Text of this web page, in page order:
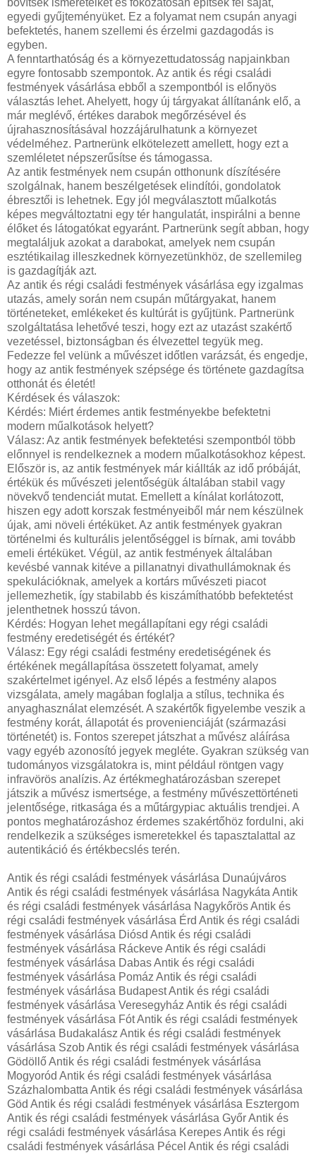
egyedi gyűjteményüket. Ez a folyamat nem csupán anyagi
befektetés, hanem szellemi és érzelmi gazdagodás is
egyben.
A fenntarthatóság és a környezettudatosság napjainkban
egyre fontosabb szempontok. Az antik és régi családi
festmények vásárlása ebből a szempontból is előnyös
választás lehet. Ahelyett, hogy új tárgyakat állítanánk elő, a
már meglévő, értékes darabok megőrzésével és
újrahasznosításával hozzájárulhatunk a környezet
védelméhez. Partnerünk elkötelezett amellett, hogy ezt a
szemléletet népszerűsítse és támogassa.
Az antik festmények nem csupán otthonunk díszítésére
szolgálnak, hanem beszélgetések elindítói, gondolatok
ébresztői is lehetnek. Egy jól megválasztott műalkotás
képes megváltoztatni egy tér hangulatát, inspirálni a benne
élőket és látogatókat egyaránt. Partnerünk segít abban, hogy
megtaláljuk azokat a darabokat, amelyek nem csupán
esztétikailag illeszkednek környezetünkhöz, de szellemileg
is gazdagítják azt.
Az antik és régi családi festmények vásárlása egy izgalmas
utazás, amely során nem csupán műtárgyakat, hanem
történeteket, emlékeket és kultúrát is gyűjtünk. Partnerünk
szolgáltatása lehetővé teszi, hogy ezt az utazást szakértő
vezetéssel, biztonságban és élvezettel tegyük meg.
Fedezze fel velünk a művészet időtlen varázsát, és engedje,
hogy az antik festmények szépsége és története gazdagítsa
otthonát és életét!
Kérdések és válaszok:
Kérdés: Miért érdemes antik festményekbe befektetni
modern műalkotások helyett?
Válasz: Az antik festmények befektetési szempontból több
előnnyel is rendelkeznek a modern műalkotásokhoz képest.
Először is, az antik festmények már kiállták az idő próbáját,
értékük és művészeti jelentőségük általában stabil vagy
növekvő tendenciát mutat. Emellett a kínálat korlátozott,
hiszen egy adott korszak festményeiből már nem készülnek
újak, ami növeli értéküket. Az antik festmények gyakran
történelmi és kulturális jelentőséggel is bírnak, ami tovább
emeli értéküket. Végül, az antik festmények általában
kevésbé vannak kitéve a pillanatnyi divathullámoknak és
spekulációknak, amelyek a kortárs művészeti piacot
jellemezhetik, így stabilabb és kiszámíthatóbb befektetést
jelenthetnek hosszú távon.
Kérdés: Hogyan lehet megállapítani egy régi családi
festmény eredetiségét és értékét?
Válasz: Egy régi családi festmény eredetiségének és
értékének megállapítása összetett folyamat, amely
szakértelmet igényel. Az első lépés a festmény alapos
vizsgálata, amely magában foglalja a stílus, technika és
anyaghasználat elemzését. A szakértők figyelembe veszik a
festmény korát, állapotát és provenienciáját (származási
történetét) is. Fontos szerepet játszhat a művész aláírása
vagy egyéb azonosító jegyek megléte. Gyakran szükség van
tudományos vizsgálatokra is, mint például röntgen vagy
infravörös analízis. Az értékmeghatározásban szerepet
játszik a művész ismertsége, a festmény művészettörténeti
jelentősége, ritkasága és a műtárgypiac aktuális trendjei. A
pontos meghatározáshoz érdemes szakértőhöz fordulni, aki
rendelkezik a szükséges ismeretekkel és tapasztalattal az
autentikáció és értékbecslés terén.
Antik és régi családi festmények vásárlása Dunaújváros
Antik és régi családi festmények vásárlása Nagykáta Antik
és régi családi festmények vásárlása Nagykőrös Antik és
régi családi festmények vásárlása Érd Antik és régi családi
festmények vásárlása Diósd Antik és régi családi
festmények vásárlása Ráckeve Antik és régi családi
festmények vásárlása Dabas Antik és régi családi
festmények vásárlása Pomáz Antik és régi családi
festmények vásárlása Budapest Antik és régi családi
festmények vásárlása Veresegyház Antik és régi családi
festmények vásárlása Fót Antik és régi családi festmények
vásárlása Budakalász Antik és régi családi festmények
vásárlása Szob Antik és régi családi festmények vásárlása
Gödöllő Antik és régi családi festmények vásárlása
Mogyoród Antik és régi családi festmények vásárlása
Százhalombatta Antik és régi családi festmények vásárlása
Göd Antik és régi családi festmények vásárlása Esztergom
Antik és régi családi festmények vásárlása Győr Antik és
régi családi festmények vásárlása Kerepes Antik és régi
családi festmények vásárlása Pécel Antik és régi családi